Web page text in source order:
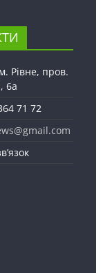
Рівне, пров.
6а
71 72